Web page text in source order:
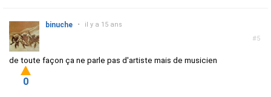
#5
binuche • il y a 15 ans
de toute façon ça ne parle pas d'artiste mais de musicien
0